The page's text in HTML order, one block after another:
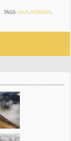
TAGS :AAA POISSON